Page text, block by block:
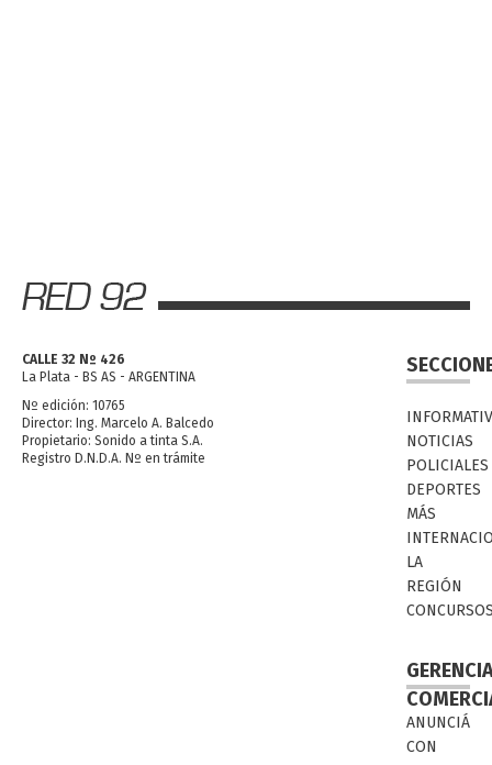
CALLE 32 Nº 426
La Plata - BS AS - ARGENTINA
Nº edición: 10765
Director: Ing. Marcelo A. Balcedo
Propietario: Sonido a tinta S.A.
Registro D.N.D.A. Nº en trámite
NOTICIAS
POLICIALES
DEPORTES
MÁS
LA
REGIÓN
ANUNCIÁ
CON